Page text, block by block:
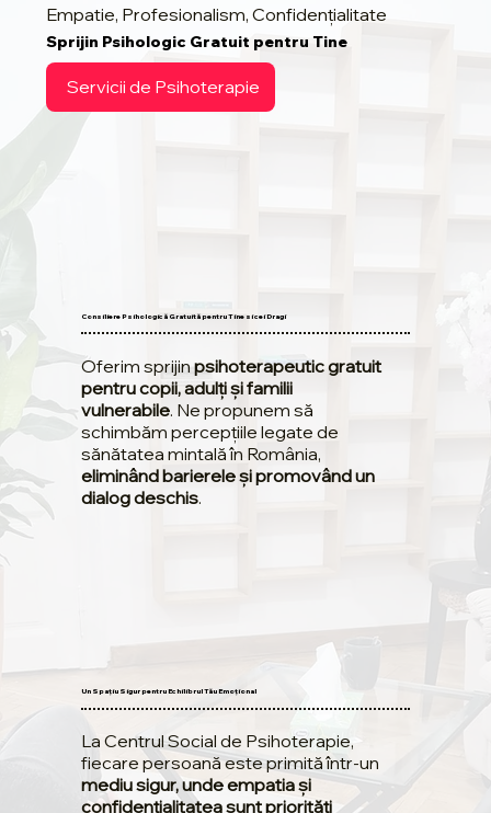
Empatie, Profesionalism, Confidențialitate
Sprijin Psihologic Gratuit pentru Tine
Servicii de Psihoterapie
Consiliere Psihologică Gratuită pentru Tine si cei Dragi
Oferim sprijinpsihoterapeutic gratuit
pentru copii, adulți și familii
vulnerabile. Ne propunem să
schimbăm percepțiile legate de
sănătatea mintală în România,
eliminând barierele și promovând un
dialog deschis.
Un Spațiu Sigur pentru Echilibrul Tău Emoțional
La Centrul Social de Psihoterapie,
fiecare persoană este primită într-un
mediu sigur, unde empatia și
confidențialitatea sunt priorități